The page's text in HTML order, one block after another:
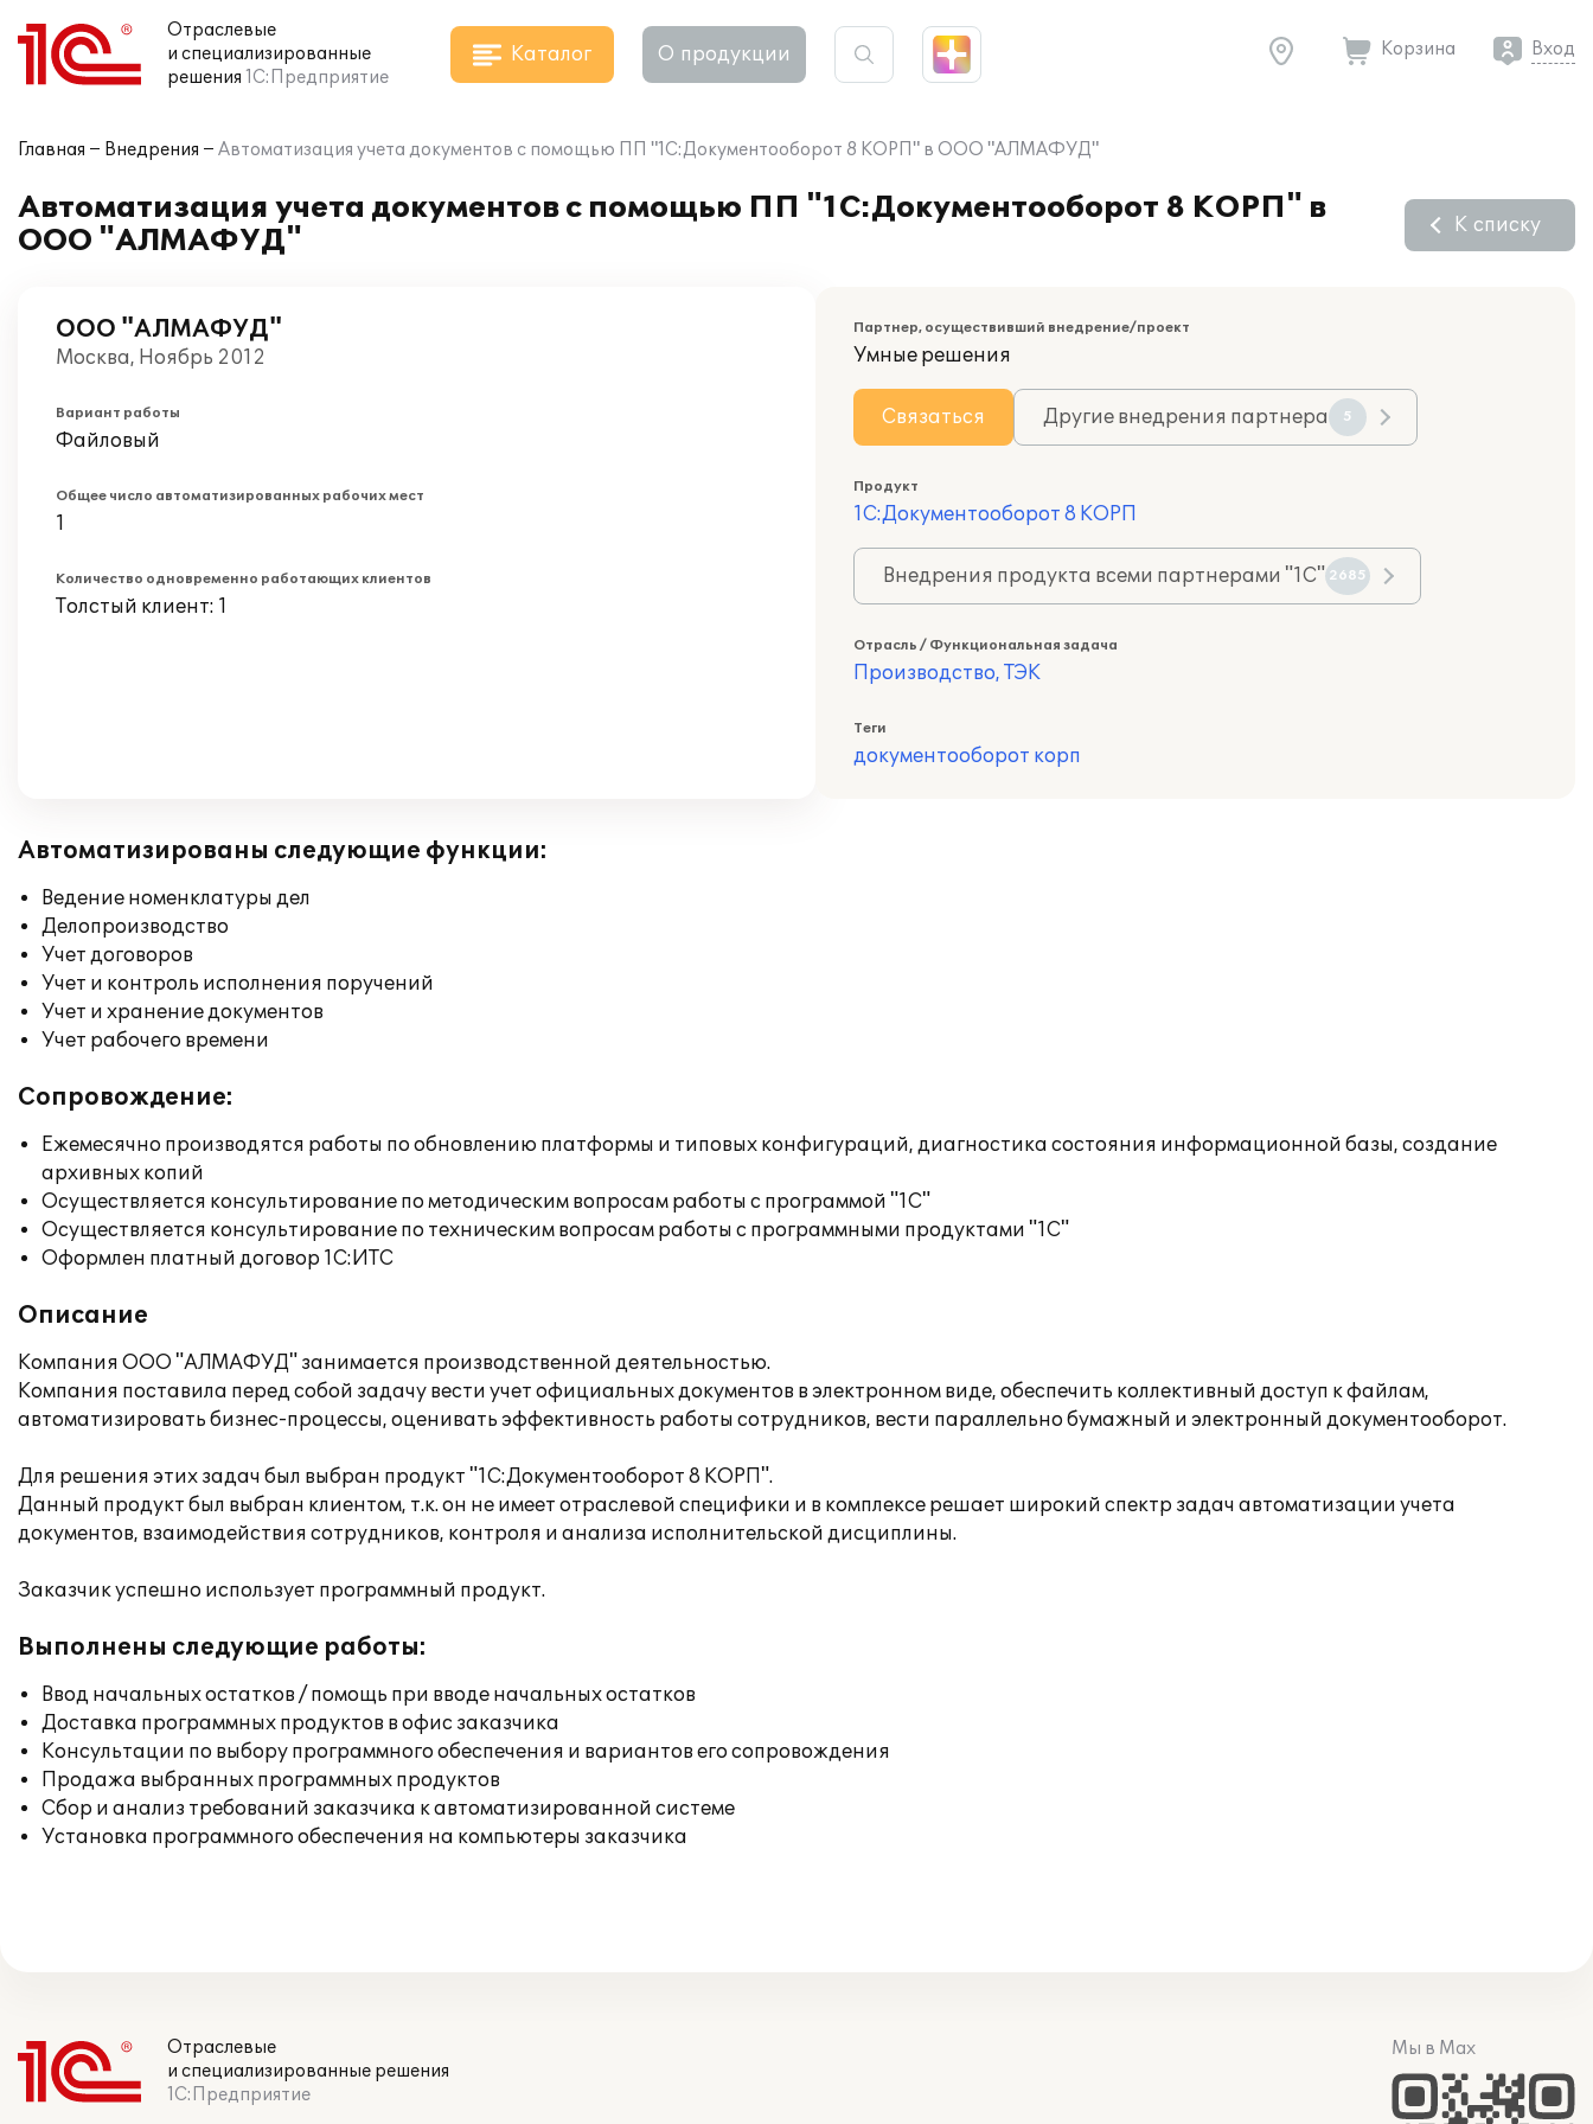
Отраслевые
и специализированные
решения 1С:Предприятие
Каталог О продукции Корзина Вход
Главная Внедрения Автоматизация учета документов с помощью ПП "1С:Документооборот 8 КОРП" в ООО "АЛМАФУД"
Автоматизация учета документов с помощью ПП "1С:Документооборот 8 КОРП" в
ООО "АЛМАФУД"
К списку
ООО "АЛМАФУД"
Москва, Ноябрь 2012
Вариант работы
Файловый
Общее число автоматизированных рабочих мест
1
Количество одновременно работающих клиентов
Толстый клиент: 1
Партнер, осуществивший внедрение/проект
Умные решения
Связаться Другие внедрения партнера 5
Продукт
1С:Документооборот 8 КОРП
Внедрения продукта всеми партнерами "1С" 2685
Отрасль / Функциональная задача
Производство, ТЭК
Теги
документооборот корп
Автоматизированы следующие функции:
Ведение номенклатуры дел
Делопроизводство
Учет договоров
Учет и контроль исполнения поручений
Учет и хранение документов
Учет рабочего времени
Сопровождение:
Ежемесячно производятся работы по обновлению платформы и типовых конфигураций, диагностика состояния информационной базы, создание
архивных копий
Осуществляется консультирование по методическим вопросам работы с программой "1С"
Осуществляется консультирование по техническим вопросам работы с программными продуктами "1С"
Оформлен платный договор 1С:ИТС
Описание
Компания ООО "АЛМАФУД" занимается производственной деятельностью.
Компания поставила перед собой задачу вести учет официальных документов в электронном виде, обеспечить коллективный доступ к файлам,
автоматизировать бизнес-процессы, оценивать эффективность работы сотрудников, вести параллельно бумажный и электронный документооборот.
Для решения этих задач был выбран продукт "1С:Документооборот 8 КОРП".
Данный продукт был выбран клиентом, т.к. он не имеет отраслевой специфики и в комплексе решает широкий спектр задач автоматизации учета
документов, взаимодействия сотрудников, контроля и анализа исполнительской дисциплины.
Заказчик успешно использует программный продукт.
Выполнены следующие работы:
Ввод начальных остатков / помощь при вводе начальных остатков
Доставка программных продуктов в офис заказчика
Консультации по выбору программного обеспечения и вариантов его сопровождения
Продажа выбранных программных продуктов
Сбор и анализ требований заказчика к автоматизированной системе
Установка программного обеспечения на компьютеры заказчика
Отраслевые
и специализированные решения
1С:Предприятие
Мы в Max